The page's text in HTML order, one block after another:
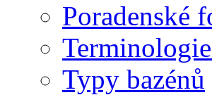
Poradenské
Typy bazénů